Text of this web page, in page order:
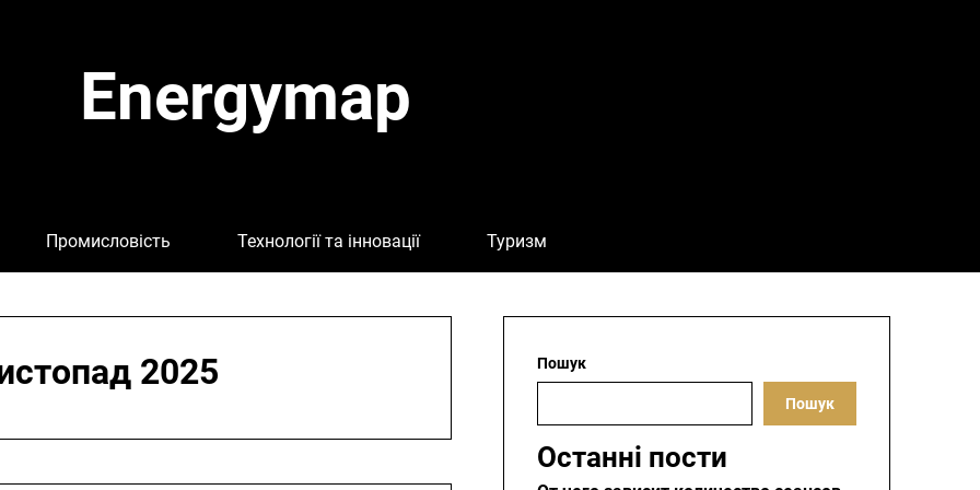
Energymap
Промисловість Технології та інновації Туризм
2025 Пошук
Пошук
Останні пости